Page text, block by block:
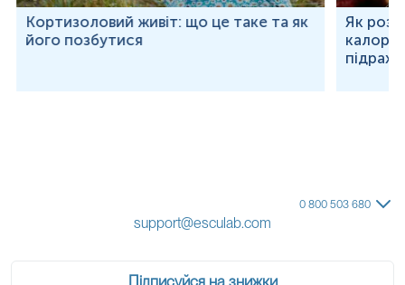
Кортизоловий живіт: що це таке та як
його позбутися
Як
0 800 503 680
support@esculab.com
Підписуйся на знижки